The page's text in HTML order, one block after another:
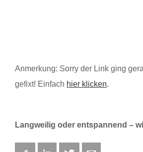
Anmerkung: Sorry der Link ging
gefixt! Einfach hier klicken.
Langweilig oder entspannend –